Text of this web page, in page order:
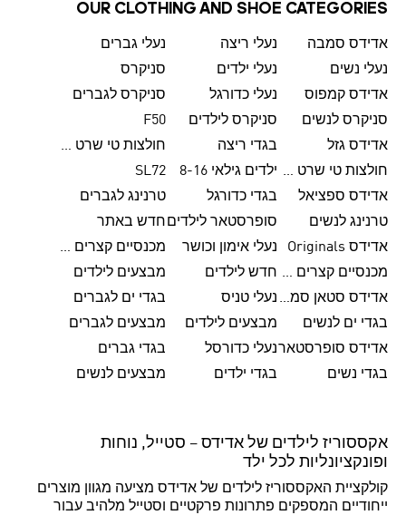
OUR CLOTHING AND SHOE CATEGORIES
אדידס סמבה נעלי ריצה
נעלי גברים
נעלי נשים
נעלי ילדים
סניקרס
אדידס קמפוס
נעלי כדורגל
סניקרס לגברים
סניקרס לנשים
סניקרס לילדים
F50
אדידס גזל
בגדי ריצה
חולצות טי שרט לגברים
חולצות טי שרט לנשים ילדים גילאי 8-16
SL72
אדידס ספציאל
בגדי כדורגל
טרנינג לגברים
טרנינג לנשים
סופרסטאר לילדים חדש באתר
אדידס Originals
נעלי אימון וכושר
מכנסיים קצרים לגברים
מכנסיים קצרים לנשים חדש לילדים
מבצעים לילדים
אדידס סטאן סמית' נעלי טניס
בגדי ים לגברים
בגדי ים לנשים
מבצעים לילדים
מבצעים לגברים
אדידס סופרסטארנעלי כדורסל
בגדי גברים
בגדי נשים
בגדי ילדים מבצעים לנשים
אקססוריז לילדים של אדידס – סטייל, נוחות
ופונקציונליות לכל ילד
קולקציית האקססוריז לילדים של אדידס מציעה מגוון מוצרים
ייחודיים המספקים פתרונות פרקטיים וסטייל מלהיב עבור